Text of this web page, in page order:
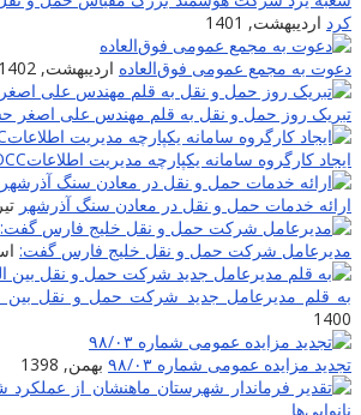
کرد اردیبهشت, 1401
دعوت به مجمع عمومی فوق‌العاده اردیبهشت, 1402
تبریک روز حمل و نقل به قلم مهندس علی اصغر
ایجاد کارگروه سامانه یکپارچه مدیریت اطلاعاتOCC (سیما)
ارائه خدمات حمل و نقل در معادن سنگ آذرشهر تیر,
مدیرعامل شرکت حمل و نقل خلیج فارس گفت:
به قلم مدیرعامل جدید شرکت حمل و نقل بین
1400
تجدید مزایده عمومی شماره ۹۸/۰۳
بهمن, 1398